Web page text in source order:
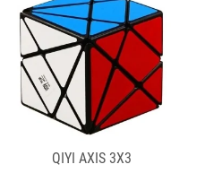
QIYI AXIS 3X3